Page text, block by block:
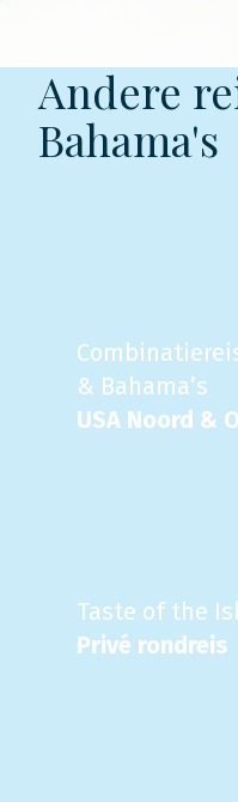
Andere
Bahama's
& Bahama’s
USA Noord &
Taste of the
Privé rondreis